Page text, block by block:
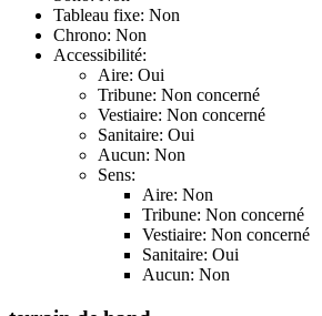
Tableau fixe: Non
Chrono: Non
Accessibilité:
Aire: Oui
Tribune: Non concerné
Vestiaire: Non concerné
Sanitaire: Oui
Aucun: Non
Sens:
Aire: Non
Tribune: Non concerné
Vestiaire: Non concerné
Sanitaire: Oui
Aucun: Non